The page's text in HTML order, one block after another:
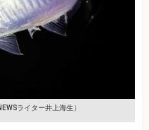
ライター井上海生）